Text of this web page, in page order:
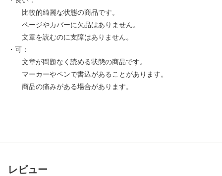
比較的綺麗な状態の商品です。
ページやカバーに欠品はありません。
文章を読むのに支障はありません。
・可：
文章が問題なく読める状態の商品です。
マーカーやペンで書込があることがあります。
商品の痛みがある場合があります。
レビュー